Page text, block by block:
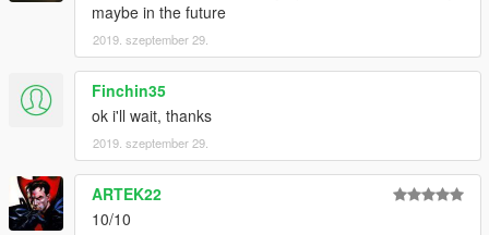
maybe in the future
2019. szeptember 29.
Finchin35
ok i'll wait, thanks
2019. szeptember 29.
ARTEK22
10/10